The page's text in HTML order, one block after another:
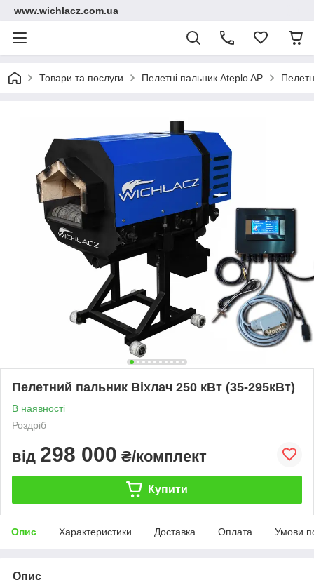
www.wichlacz.com.ua
Товари та послуги Пелетні пальник Ateplo AP
Пелетний пальник Віхлач 250 кВт (35-295кВт)
В наявності
Роздріб
від 298 000 ₴/комплект
Купити
Опис Характеристики Доставка Оплата Умови
Опис